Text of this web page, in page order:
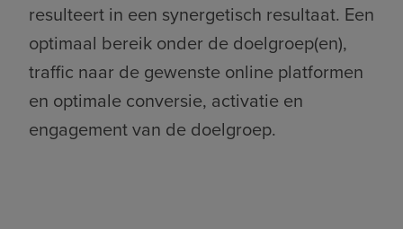
resulteert in een synergetisch resultaat. Een
optimaal bereik onder de doelgroep(en),
traffic naar de gewenste online platformen
en optimale conversie, activatie en
engagement van de doelgroep.